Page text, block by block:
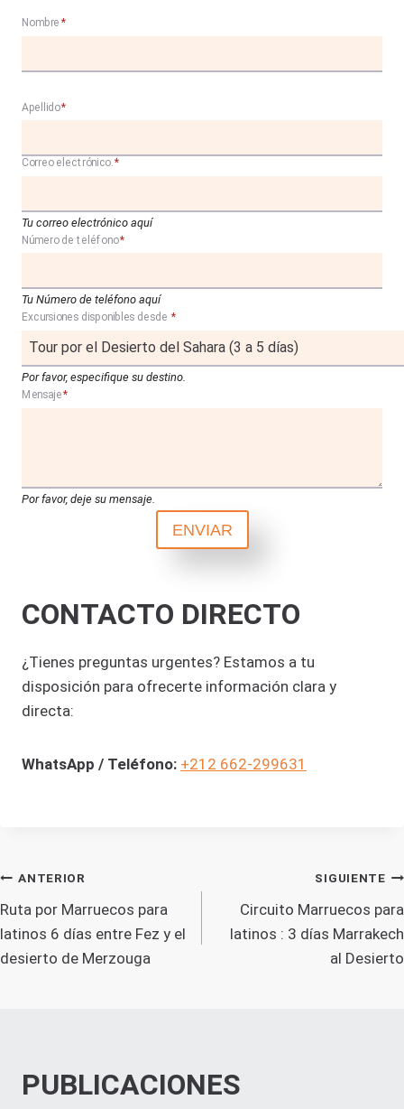
Nombre *
Apellido*
Correo electrónico.*
Tu correo electrónico aquí
Número de teléfono*
Tu Número de teléfono aquí
Excursiones disponibles desde *
Por favor, especifique su destino.
Mensaje*
Por favor, deje su mensaje.
ENVIAR
CONTACTO DIRECTO
¿Tienes preguntas urgentes? Estamos a tu
disposición para ofrecerte información clara y
directa:
WhatsApp / Teléfono: +212 662-299631
NAVEGACIÓN
DE
ENTRADAS
ANTERIOR
Ruta por Marruecos para
latinos 6 días entre Fez y el
desierto de Merzouga
SIGUIENTE
Circuito Marruecos para
latinos : 3 días Marrakech
al Desierto
PUBLICACIONES